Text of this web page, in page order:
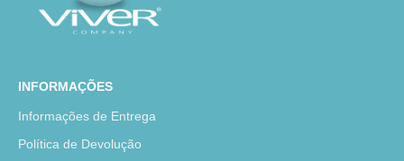
INFORMAÇÕES
Informações de Entrega
Política de Devolução